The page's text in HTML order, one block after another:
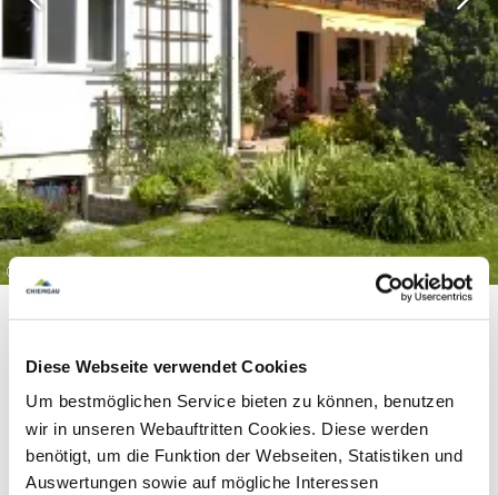
Diese Webseite verwendet Cookies
Um bestmöglichen Service bieten zu können, benutzen
wir in unseren Webauftritten Cookies. Diese werden
benötigt, um die Funktion der Webseiten, Statistiken und
Auswertungen sowie auf mögliche Interessen
©
Equipment & information